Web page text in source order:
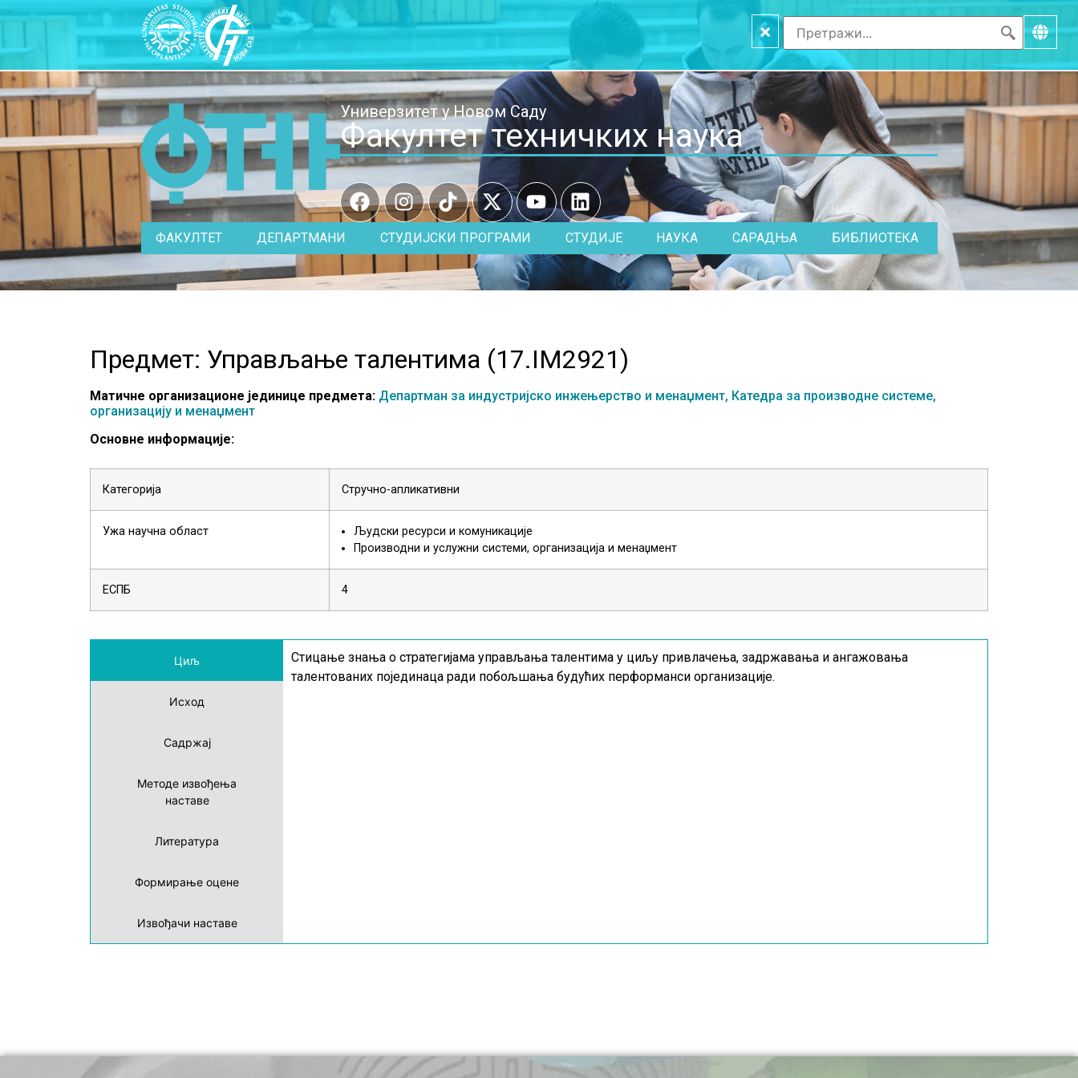
×
Универзитет у Новом Саду
Факултет техничких наука
ФАКУЛТЕТ ДЕПАРТМАНИ СТУДИЈСКИ ПРОГРАМИ СТУДИЈЕ НАУКА САРАДЊА БИБЛИОТЕКА
Предмет: Управљање талентима (17.IM2921)
Матичне организационе јединице предмета: Департман за индустријско инжењерство и менаџмент, Катедра за производне системе,
организацију и менаџмент
Основне информације:
Категорија Стручно-апликативни
Ужа научна област
Људски ресурси и комуникације
Производни и услужни системи, организација и менаџмент
ЕСПБ 4
Циљ
Исход
Садржај
Методе извођења
наставе
Литература
Формирање оцене
Извођачи наставе
Стицање знања о стратегијама управљања талентима у циљу привлачења, задржавања и ангажовања
талентованих појединаца ради побољшања будућих перформанси организације.